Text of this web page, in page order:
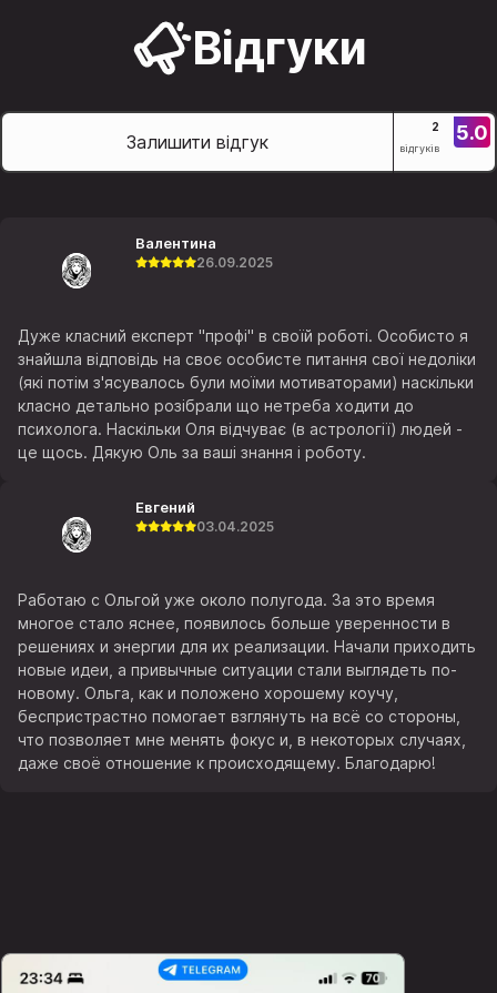
Відгуки
Залишити відгук
2
відгуків
5.0
Валентина
26.09.2025
Дуже класний експерт "профі" в своїй роботі. Особисто я
знайшла відповідь на своє особисте питання свої недоліки
(які потім з'ясувалось були моїми мотиваторами) наскільки
класно детально розібрали що нетреба ходити до
психолога. Наскільки Оля відчуває (в астрології) людей -
це щось. Дякую Оль за ваші знання і роботу.
Евгений
03.04.2025
Работаю с Ольгой уже около полугода. За это время
многое стало яснее, появилось больше уверенности в
решениях и энергии для их реализации. Начали приходить
новые идеи, а привычные ситуации стали выглядеть по-
новому. Ольга, как и положено хорошему коучу,
беспристрастно помогает взглянуть на всё со стороны,
что позволяет мне менять фокус и, в некоторых случаях,
даже своё отношение к происходящему. Благодарю!